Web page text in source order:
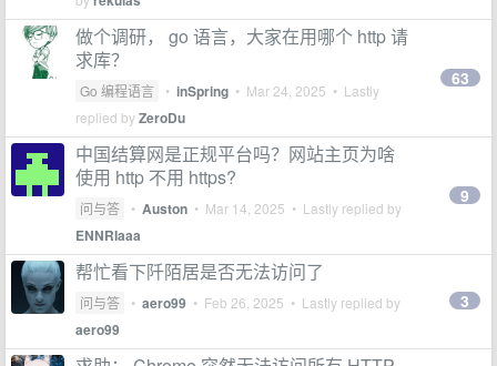
做个调研， go 语言，大家在用哪个 http 请
求库？
Go 编程语言 • inSpring • Mar 24, 2025 • Lastly
replied byZeroDu
63
中国结算网是正规平台吗？网站主页为啥
使用 http 不用 https?
问与答 • Auston • Mar 14, 2025 • Lastly replied by
ENNRIaaa
9
帮忙看下阡陌居是否无法访问了
问与答 • aero99 • Feb 26, 2025 • Lastly replied by
aero99
3